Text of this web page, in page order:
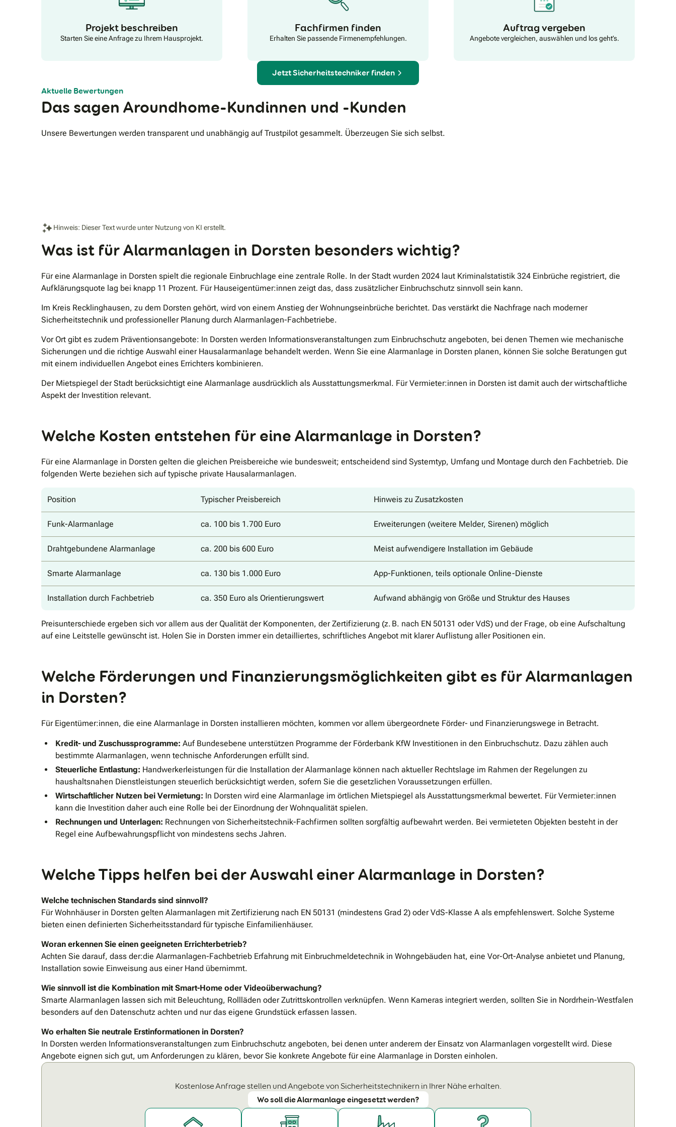
tätigen Unternehmens und können Deutschland ein
Projekt beschreiben
Starten Sie eine Anfrage zu Ihrem Hausprojekt.
Fachfirmen finden
Erhalten Sie passende Firmenempfehlungen.
Auftrag vergeben
Angebote vergleichen, auswählen und los geht’s.
Jetzt Sicherheitstechniker finden
Aktuelle Bewertungen
Das sagen Aroundhome-Kundinnen und -Kunden
Unsere Bewertungen werden transparent und unabhängig auf Trustpilot gesammelt. Überzeugen Sie sich selbst.
Hinweis: Dieser Text wurde unter Nutzung von KI erstellt.
Was ist für Alarmanlagen in Dorsten besonders wichtig?
Für eine Alarmanlage in Dorsten spielt die regionale Einbruchlage eine zentrale Rolle. In der Stadt wurden 2024 laut Kriminalstatistik 324 Einbrüche registriert, die
Aufklärungsquote lag bei knapp 11 Prozent. Für Hauseigentümer:innen zeigt das, dass zusätzlicher Einbruchschutz sinnvoll sein kann.
Im Kreis Recklinghausen, zu dem Dorsten gehört, wird von einem Anstieg der Wohnungseinbrüche berichtet. Das verstärkt die Nachfrage nach moderner
Sicherheitstechnik und professioneller Planung durch Alarmanlagen-Fachbetriebe.
Vor Ort gibt es zudem Präventionsangebote: In Dorsten werden Informationsveranstaltungen zum Einbruchschutz angeboten, bei denen Themen wie mechanische
Sicherungen und die richtige Auswahl einer Hausalarmanlage behandelt werden. Wenn Sie eine Alarmanlage in Dorsten planen, können Sie solche Beratungen gut
mit einem individuellen Angebot eines Errichters kombinieren.
Der Mietspiegel der Stadt berücksichtigt eine Alarmanlage ausdrücklich als Ausstattungsmerkmal. Für Vermieter:innen in Dorsten ist damit auch der wirtschaftliche
Aspekt der Investition relevant.
Welche Kosten entstehen für eine Alarmanlage in Dorsten?
Für eine Alarmanlage in Dorsten gelten die gleichen Preisbereiche wie bundesweit; entscheidend sind Systemtyp, Umfang und Montage durch den Fachbetrieb. Die
folgenden Werte beziehen sich auf typische private Hausalarmanlagen.
Position Typischer Preisbereich Hinweis zu Zusatzkosten
Funk-Alarmanlage ca. 100 bis 1.700 Euro Erweiterungen (weitere Melder, Sirenen) möglich
Drahtgebundene Alarmanlage ca. 200 bis 600 Euro Meist aufwendigere Installation im Gebäude
Smarte Alarmanlage ca. 130 bis 1.000 Euro App-Funktionen, teils optionale Online-Dienste
Installation durch Fachbetrieb ca. 350 Euro als Orientierungswert Aufwand abhängig von Größe und Struktur des Hauses
Preisunterschiede ergeben sich vor allem aus der Qualität der Komponenten, der Zertifizierung (z. B. nach EN 50131 oder VdS) und der Frage, ob eine Aufschaltung
auf eine Leitstelle gewünscht ist. Holen Sie in Dorsten immer ein detailliertes, schriftliches Angebot mit klarer Auflistung aller Positionen ein.
Welche Förderungen und Finanzierungsmöglichkeiten gibt es für Alarmanlagen
in Dorsten?
Für Eigentümer:innen, die eine Alarmanlage in Dorsten installieren möchten, kommen vor allem übergeordnete Förder- und Finanzierungswege in Betracht.
Kredit- und Zuschussprogramme: Auf Bundesebene unterstützen Programme der Förderbank KfW Investitionen in den Einbruchschutz. Dazu zählen auch
bestimmte Alarmanlagen, wenn technische Anforderungen erfüllt sind.
Steuerliche Entlastung: Handwerkerleistungen für die Installation der Alarmanlage können nach aktueller Rechtslage im Rahmen der Regelungen zu
haushaltsnahen Dienstleistungen steuerlich berücksichtigt werden, sofern Sie die gesetzlichen Voraussetzungen erfüllen.
Wirtschaftlicher Nutzen bei Vermietung: In Dorsten wird eine Alarmanlage im örtlichen Mietspiegel als Ausstattungsmerkmal bewertet. Für Vermieter:innen
kann die Investition daher auch eine Rolle bei der Einordnung der Wohnqualität spielen.
Rechnungen und Unterlagen: Rechnungen von Sicherheitstechnik-Fachfirmen sollten sorgfältig aufbewahrt werden. Bei vermieteten Objekten besteht in der
Regel eine Aufbewahrungspflicht von mindestens sechs Jahren.
Welche Tipps helfen bei der Auswahl einer Alarmanlage in Dorsten?
Welche technischen Standards sind sinnvoll?
Für Wohnhäuser in Dorsten gelten Alarmanlagen mit Zertifizierung nach EN 50131 (mindestens Grad 2) oder VdS-Klasse A als empfehlenswert. Solche Systeme
bieten einen definierten Sicherheitsstandard für typische Einfamilienhäuser.
Woran erkennen Sie einen geeigneten Errichterbetrieb?
Achten Sie darauf, dass der:die Alarmanlagen-Fachbetrieb Erfahrung mit Einbruchmeldetechnik in Wohngebäuden hat, eine Vor-Ort-Analyse anbietet und Planung,
Installation sowie Einweisung aus einer Hand übernimmt.
Wie sinnvoll ist die Kombination mit Smart-Home oder Videoüberwachung?
Smarte Alarmanlagen lassen sich mit Beleuchtung, Rollläden oder Zutrittskontrollen verknüpfen. Wenn Kameras integriert werden, sollten Sie in Nordrhein-Westfalen
besonders auf den Datenschutz achten und nur das eigene Grundstück erfassen lassen.
Wo erhalten Sie neutrale Erstinformationen in Dorsten?
In Dorsten werden Informationsveranstaltungen zum Einbruchschutz angeboten, bei denen unter anderem der Einsatz von Alarmanlagen vorgestellt wird. Diese
Angebote eignen sich gut, um Anforderungen zu klären, bevor Sie konkrete Angebote für eine Alarmanlage in Dorsten einholen.
Kostenlose Anfrage stellen und Angebote von Sicherheitstechnikern in Ihrer Nähe erhalten.
Wo soll die Alarmanlage eingesetzt werden?